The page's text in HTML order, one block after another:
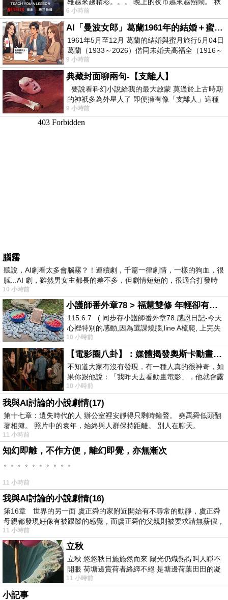
天的風刮得很熱 夜遊消暑熱。。。
6 小時前
AI「曼波女郎」葛蘭1961年的結婚＋蜜月旅行 #戀上老電影 #葛蘭 #粟子
1961年5月至12月 葛蘭的結婚與蜜月旅行5月04日
葛蘭（1933～2026）偕同未婚夫高福全（1916～
2004）乘郵輪赴倫敦6月15日於英國倫敦St.S
9 小時前
典藏封面聊兩句-【支離人】
要說看科幻小說給我的最大啟蒙 莫過於上古時期
的神祇多為外星人了 即便擁有像「支離人」這種
驚世駭俗的神通法門 也未必讀
9 小時前
腦霧
聽說，AI劇看太多會腦霧？！連續劇，千篇一律劇情，一樣的狗血，很
膩...AI 劇，雖然男女主都長的差不多，但劇情短短的，很適合打發時
10 小時前
小護師番外章78 > 福慧雙修 年輕卻有個老靈魂 ㄑ金剛經〉podcast
115.6.7 ( 同步存小護師番外章78 感恩日記-今天
心裡特別的感動,因為選課燒腦,line A梳爬, 上完失
智課的她,特來傾
10 小時前
【電影圈八卦】：媒體揭發奧斯卡動畫項目投票醜聞！好萊塢為什麼看不起動畫電影？
不知道大家有沒有發現，有一種人真的很神奇，如
果你跟他說：「我昨天去看動畫電影」，他就會露
出一種慈祥的微笑，然後問你是不是陪小
10 小時前
我與AI討論的小說劇情(17)
第十七章：遺失時代的人 辦公室裡安靜得只剩時鐘聲。 堯禹舜低頭翻
著相簿。 照片中的袁年，始終與人群保持距離。 別人在聊天。
11 小時前
知幻即離，不作方便，離幻即覺，亦無漸次
。。。。。。。。。。
11 小時前
我與AI討論的小說劇情(16)
第16章 世界的另一面 虞正舜的家附近開始有不尋常的動靜，虞正舜
母親都發現好像有被跟蹤的感覺，而虞正舜的父親則被要求請無薪假，
11 小時前
立秋
立秋 悠悠秋日施施然而來 陽光仍熾熱得叫人睜不
開眼 荷塘邊賞荷者絡繹不絕 是塘邊荷葉田田的凝
望 風中飄逸的是映日荷花別樣紅
11 小時前
小記事